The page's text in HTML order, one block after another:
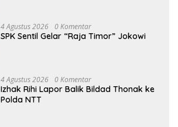
4 Agustus 2026 0 Komentar
SPK Sentil Gelar “Raja Timor” Jokowi
4 Agustus 2026 0 Komentar
Izhak Rihi Lapor Balik Bildad Thonak ke
Polda NTT